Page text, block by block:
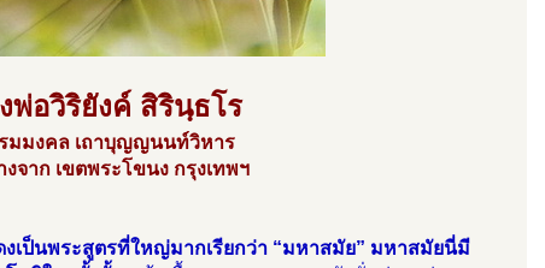
พ่อวิริยังค์ สิรินฺธโร
มมงคล เถาบุญญนนท์วิหาร
งจาก เขตพระโขนง กรุงเทพฯ
เป็นพระสูตรที่ใหญ่มากเรียกว่า “มหาสมัย” มหาสมัยนี่มี